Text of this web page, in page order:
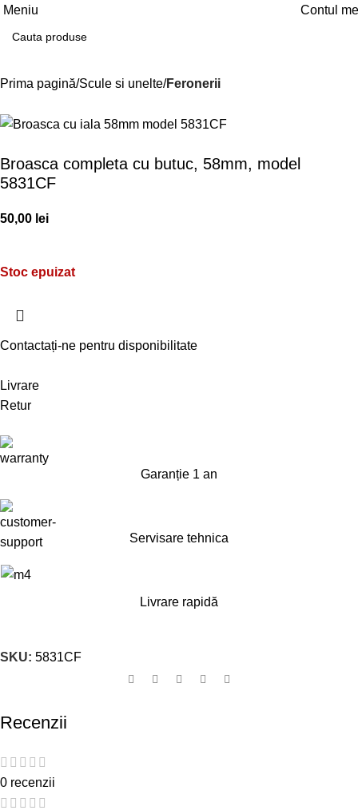
Meniu Contul
Prima pagină Scule si unelte Feronerii
Broasca completa cu butuc, 58mm, model
5831CF
50,00 lei
Stoc epuizat
Contactați-ne pentru disponibilitate
Livrare
Retur
Garanție 1 an
Servisare tehnica
Livrare rapidă
SKU: 5831CF
Recenzii
0 recenzii